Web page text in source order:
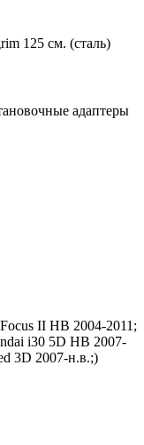
125 см. (сталь)
адаптеры
II HB 2004-2011;
i30 5D HB 2007-
3D 2007-н.в.;)